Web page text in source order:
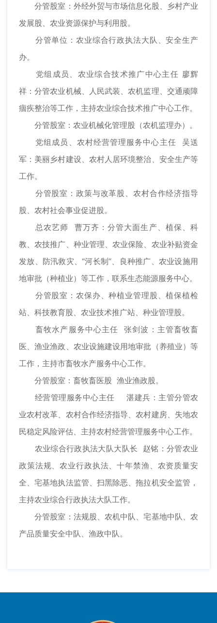
分管股室：外经外贸与市场信息化股、乡村产业
发展股、农业资源保护与利用股。
分管单位：农业综合行政执法大队、安全生产
办。
党组成员、农业综合技术推广中心主任 廖辉
祥：分管农业机械、人民武装、农机监理、交通顽障
痼疾整治等工作，主持农业综合技术推广中心工作。
分管股室：农业机械化管理股（农机监理办）。
党组成员、农村经营管理服务中心主任 吴送
军：美丽乡村建设、农村人居环境整治、安全生产等
工作。
分管股室：政策与改革股、农村合作经济指导
股、农村社会事业促进股。
总农艺师 曹万齐：分管大面生产、植保、科
教、农技推广、种业管理、农业保险、农业补贴资金
发放、防汛救灾、“河长制”、良种推广、农业设施用
地审批（种植业）等工作，联系生态能源服务中心。
分管股室：农保办、种植业管理股、植保植检
站、科技教育股、农业技术推广站、种业管理股。
畜牧水产服务中心主任 张剑波：主管畜牧畜
医、渔业渔政、农业设施建设用地审批（养殖业）等
工作，主持市畜牧水产服务中心工作。
分管股室：畜牧畜医股 渔业渔政股。
经营管理服务中心主任 湛建兵：主管分管农
业农村改革、农村合作经济指导、农村建房、失地农
民稳定风险评估、主持农村经营管理服务中心工作。
农业综合行政执法大队大队长 赵铭：分管农业
政策法规、农业行政执法、十年禁渔、农资质量安
全、宅基地执法监管、扫黑除恶、拖拉机安全监管，
主持农业综合行政执法大队工作。
分管股室：法规股、农机中队、宅基地中队、农
产品质量安全中队、渔政中队。